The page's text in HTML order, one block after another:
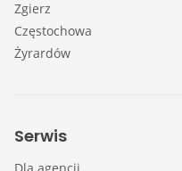
Zgierz
Częstochowa
Żyrardów
Serwis